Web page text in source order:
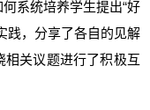
系统培养学生提出“好
践，分享了各自的见解
相关议题进行了积极互